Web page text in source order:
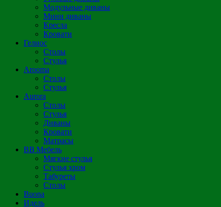
Модульные диваны
Мини диваны
Кресла
Кровати
Гелиос
Столы
Стулья
Arooma
Столы
Стулья
Aurora
Столы
Стулья
Диваны
Кровати
Матрасы
ВВ Мебель
Мягкие стулья
Стулья хром
Табуреты
Столы
Buona
Идель